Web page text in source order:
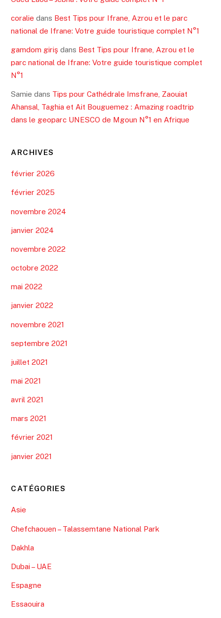
coralie dans Best Tips pour Ifrane, Azrou et le parc
national de Ifrane: Votre guide touristique complet N°1
gamdom giriş dans Best Tips pour Ifrane, Azrou et le
parc national de Ifrane: Votre guide touristique complet
N°1
Samie dans Tips pour Cathédrale Imsfrane, Zaouiat
Ahansal, Taghia et Ait Bouguemez : Amazing roadtrip
dans le geoparc UNESCO de Mgoun N°1 en Afrique
ARCHIVES
février 2026
février 2025
novembre 2024
janvier 2024
novembre 2022
octobre 2022
mai 2022
janvier 2022
novembre 2021
septembre 2021
juillet 2021
mai 2021
avril 2021
mars 2021
février 2021
janvier 2021
CATÉGORIES
Asie
Chefchaouen – Talassemtane National Park
Dakhla
Dubai – UAE
Espagne
Essaouira